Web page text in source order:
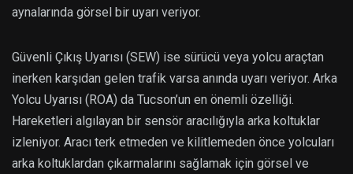
aynalarında görsel bir uyarı veriyor.
Güvenli Çıkış Uyarısı (SEW) ise sürücü veya yolcu araçtan
inerken karşıdan gelen trafik varsa anında uyarı veriyor. Arka
Yolcu Uyarısı (ROA) da Tucson’un en önemli özelliği.
Hareketleri algılayan bir sensör aracılığıyla arka koltuklar
izleniyor. Aracı terk etmeden ve kilitlemeden önce yolcuları
arka koltuklardan çıkarmalarını sağlamak için görsel ve